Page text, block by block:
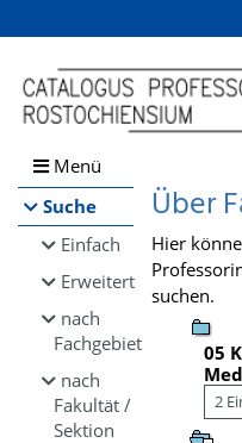
Browsen
direkt zum Inhalt
Menü
Suche
Einfach
Erweitert
nach
Fachgebiet
nach
Fakultät /
Sektion
Über
Hier
suchen.
05
2